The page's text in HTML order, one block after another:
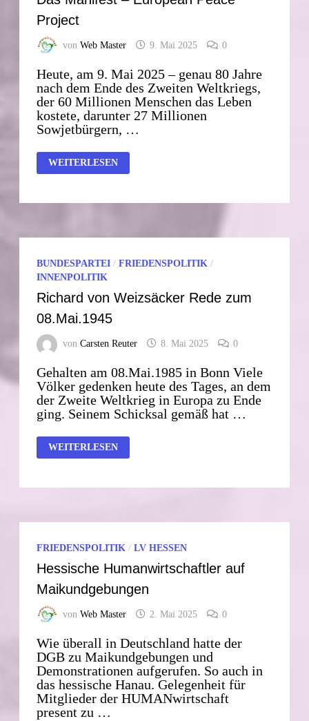
Project
vonWeb Master 9. Mai 2025 0
Heute, am 9. Mai 2025 – genau 80 Jahre
nach dem Ende des Zweiten Weltkriegs,
der 60 Millionen Menschen das Leben
kostete, darunter 27 Millionen
Sowjetbürgern, …
DAS
MANIFEST
WEITERLESEN
BUNDESPARTEI /FRIEDENSPOLITIK /
INNENPOLITIK
Richard von Weizsäcker Rede zum
08.Mai.1945
vonCarsten Reuter 8. Mai 2025 0
Gehalten am 08.Mai.1985 in Bonn Viele
Völker gedenken heute des Tages, an dem
der Zweite Weltkrieg in Europa zu Ende
ging. Seinem Schicksal gemäß hat …
RICHARD
VON
WEITERLESEN
FRIEDENSPOLITIK /LV HESSEN
Hessische Humanwirtschaftler auf
Maikundgebungen
vonWeb Master 2. Mai 2025 0
Wie überall in Deutschland hatte der
DGB zu Maikundgebungen und
Demonstrationen aufgerufen. So auch in
das hessische Hanau. Gelegenheit für
Mitglieder der HUMANwirtschaft
present zu …